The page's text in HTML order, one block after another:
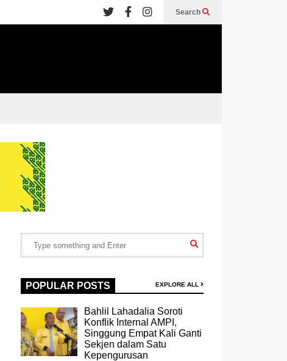
Search
POPULAR POSTS EXPLORE ALL
Bahlil Lahadalia Soroti
Konflik Internal AMPI,
Singgung Empat Kali Ganti
Sekjen dalam Satu
Kepengurusan